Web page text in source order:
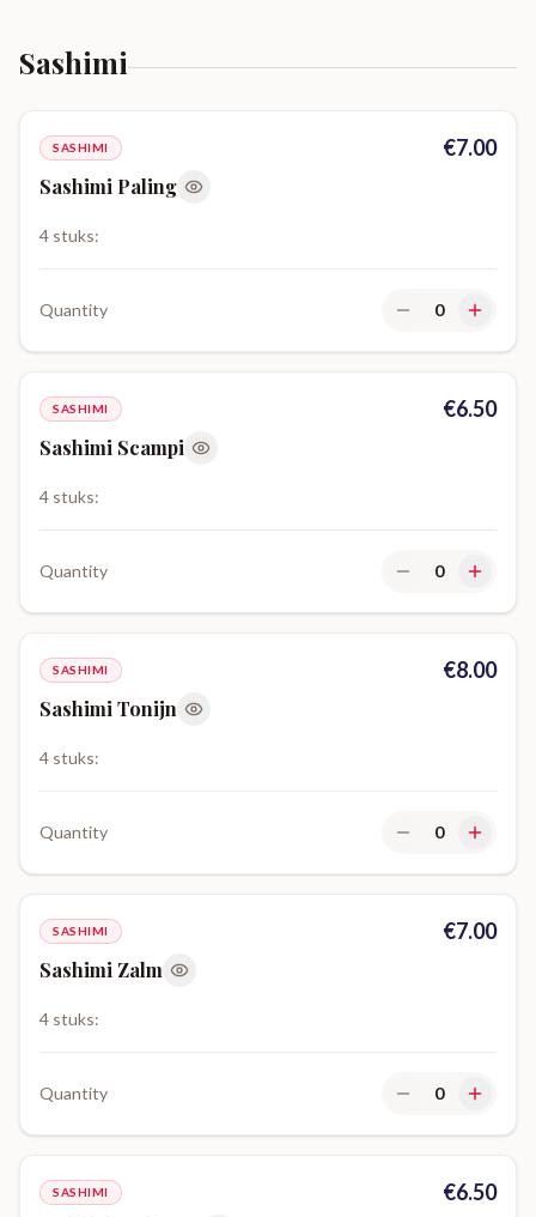
Sashimi
SASHIMI
Sashimi Paling
€7.00
4 stuks:
Quantity 0
SASHIMI
Sashimi Scampi
€6.50
4 stuks:
Quantity 0
SASHIMI
Sashimi Tonijn
€8.00
4 stuks:
Quantity 0
SASHIMI
Sashimi Zalm
€7.00
4 stuks:
Quantity 0
SASHIMI €6.50